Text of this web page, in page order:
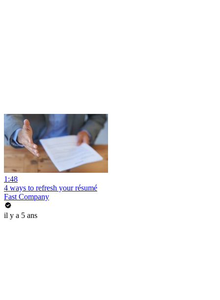
1:48
4 ways to refresh your résumé
Fast Company
il y a 5 ans